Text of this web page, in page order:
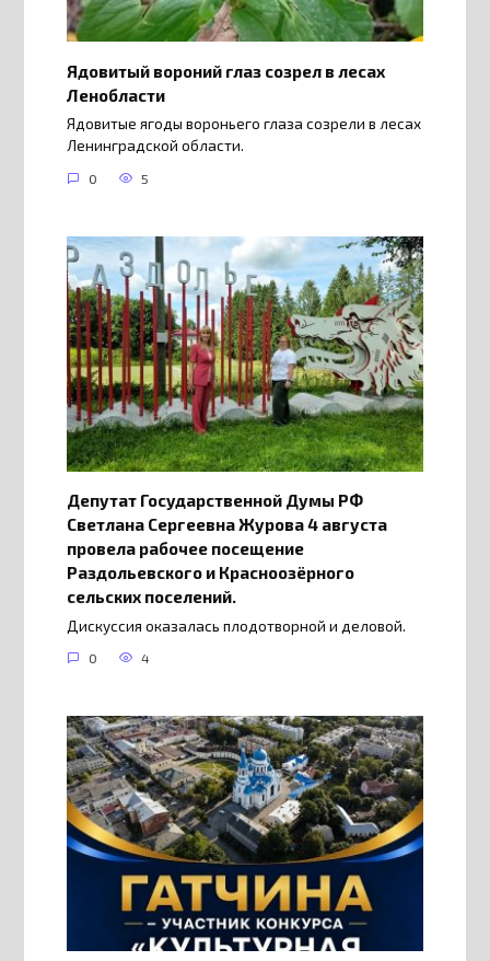
Ядовитый вороний глаз созрел в лесах
Ленобласти
Ядовитые ягоды вороньего глаза созрели в лесах
Ленинградской области.
0 5
Депутат Государственной Думы РФ
Светлана Сергеевна Журова 4 августа
провела рабочее посещение
Раздольевского и Красноозёрного
сельских поселений.
Дискуссия оказалась плодотворной и деловой.
0 4